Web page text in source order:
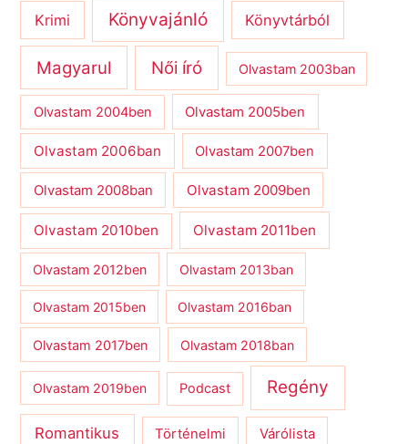
Krimi Könyvajánló Könyvtárból
Magyarul Női író Olvastam 2003ban
Olvastam 2004ben Olvastam 2005ben
Olvastam 2006ban Olvastam 2007ben
Olvastam 2008ban Olvastam 2009ben
Olvastam 2010ben Olvastam 2011ben
Olvastam 2012ben Olvastam 2013ban
Olvastam 2015ben Olvastam 2016ban
Olvastam 2017ben Olvastam 2018ban
Olvastam 2019ben Podcast Regény
Romantikus Történelmi Várólista